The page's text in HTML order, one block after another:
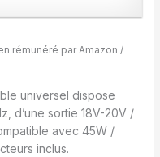
rémunéré par Amazon /
universel dispose
d’une sortie 18V-20V /
avec 45W /
inclus.